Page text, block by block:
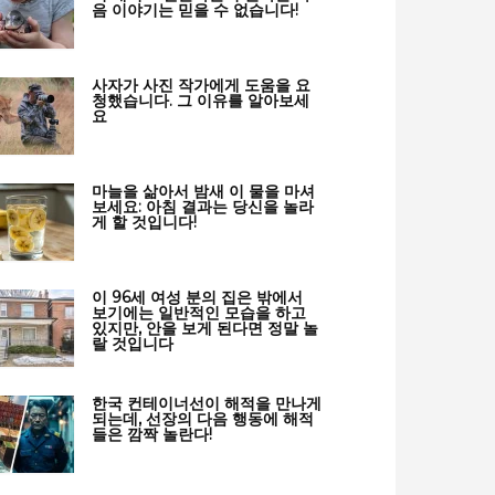
음 이야기는 믿을 수 없습니다!
사자가 사진 작가에게 도움을 요
청했습니다. 그 이유를 알아보세
요
마늘을 삶아서 밤새 이 물을 마셔
보세요: 아침 결과는 당신을 놀라
게 할 것입니다!
이 96세 여성 분의 집은 밖에서
보기에는 일반적인 모습을 하고
있지만, 안을 보게 된다면 정말 놀
랄 것입니다
한국 컨테이너선이 해적을 만나게
되는데, 선장의 다음 행동에 해적
들은 깜짝 놀란다!